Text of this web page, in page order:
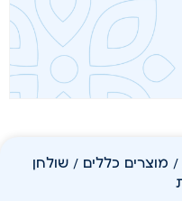
/ מוצרים כללים / שולחן